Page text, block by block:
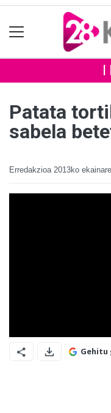
Patata
sabela
Erredakzioa 2013ko
Gehitu